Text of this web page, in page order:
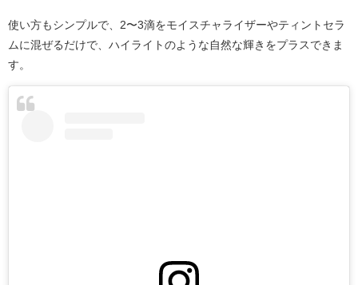
使い方もシンプルで、2〜3滴をモイスチャライザーやティントセラ
ムに混ぜるだけで、ハイライトのような自然な輝きをプラスできま
す。